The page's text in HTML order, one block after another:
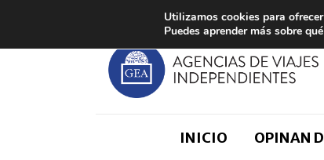
INICIO OPINAN
Utilizamos cookies para
Puedes aprender más sobre